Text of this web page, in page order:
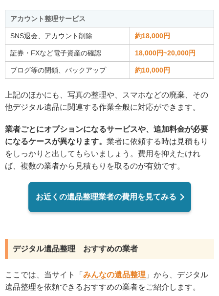
アカウント整理サービス
SNS退会、アカウント削除 約18,000円
証券・FXなど電子資産の確認 18,000円~20,000円
ブログ等の閉鎖、バックアップ 約10,000円
上記のほかにも、写真の整理や、スマホなどの廃棄、その
他デジタル遺品に関連する作業全般に対応ができます。
業者ごとにオプションになるサービスや、追加料金が必要
になるケースが異なります。 業者に依頼する時は見積もり
をしっかりと出してもらいましょう。費用を抑えたけれ
ば、複数の業者から見積もりを取るのが有効です。
お近くの遺品整理業者の費用を見てみる
デジタル遺品整理 おすすめの業者
ここでは、当サイト「 みんなの遺品整理 」から、デジタル
遺品整理を依頼できるおすすめの業者をご紹介します。